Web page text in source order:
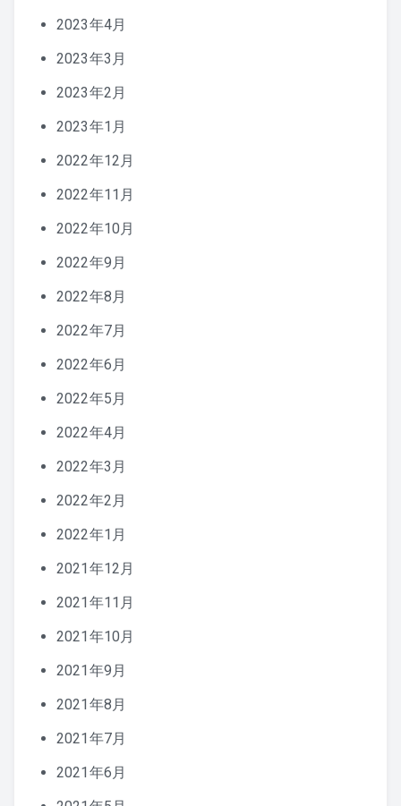
2023年4月
2023年3月
2023年2月
2023年1月
2022年12月
2022年11月
2022年10月
2022年9月
2022年8月
2022年7月
2022年6月
2022年5月
2022年4月
2022年3月
2022年2月
2022年1月
2021年12月
2021年11月
2021年10月
2021年9月
2021年8月
2021年7月
2021年6月